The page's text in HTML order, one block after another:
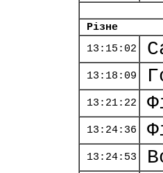
Різне
13:15:02
13:18:09
13:21:22
13:24:36
13:24:53